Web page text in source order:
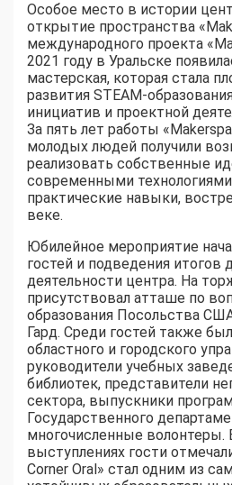
Особое место в истории
открытие пространства
международного проекта
2021 году в Уральске
мастерская, которая стала
развития STEAM-
инициатив и проектной
За пять лет работы
молодых людей получили
реализовать собственные
современными
практические навыки,
веке.
Юбилейное мероприятие
гостей и подведения итогов
деятельности центра. На
присутствовал атташе по
образования Посольства
Гард. Среди гостей также
областного и городского
руководители учебных
библиотек, представители
сектора, выпускники
Государственного
многочисленные волонтеры.
выступлениях гости
Corner Oral» стал одним из